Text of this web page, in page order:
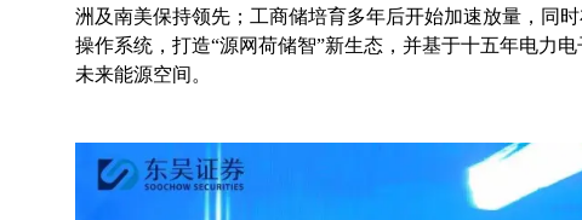
洲及南美保持领先；工商储培育多年后开始加速放量，同
操作系统，打造“源网荷储智”新生态，并基于十五年电力
未来能源空间。